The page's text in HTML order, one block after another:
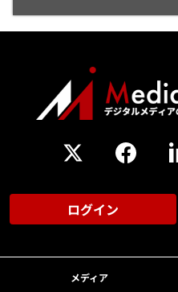
ログイン
メディア